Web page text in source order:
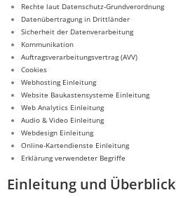
Rechte laut Datenschutz-Grundverordnung
Datenübertragung in Drittländer
Sicherheit der Datenverarbeitung
Kommunikation
Auftragsverarbeitungsvertrag (AVV)
Cookies
Webhosting Einleitung
Website Baukastensysteme Einleitung
Web Analytics Einleitung
Audio & Video Einleitung
Webdesign Einleitung
Online-Kartendienste Einleitung
Erklärung verwendeter Begriffe
Einleitung und Überblick